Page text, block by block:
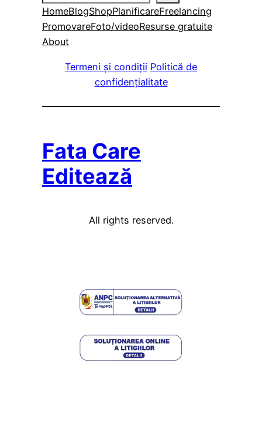
HomeBlogShopPlanificareFreelancing
PromovareFoto/videoResurse gratuite
About
Termeni și condiții Politică de
confidențialitate
Fata Care
Editează
All rights reserved.